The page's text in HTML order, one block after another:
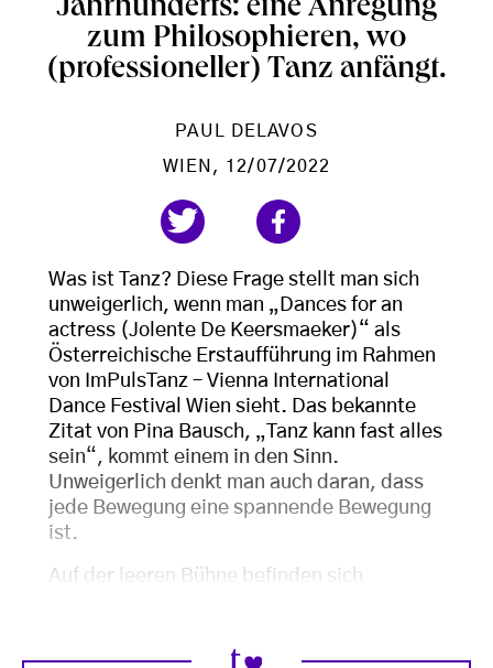
Jahrhunderts: eine Anregung
zum Philosophieren, wo
(professioneller) Tanz anfängt.
PAUL DELAVOS
WIEN , 12/07/2022
Was ist Tanz? Diese Frage stellt man sich
unweigerlich, wenn man „Dances for an
actress (Jolente De Keersmaeker)“ als
Österreichische Erstaufführung im Rahmen
von ImPulsTanz – Vienna International
Dance Festival Wien sieht. Das bekannte
Zitat von Pina Bausch, „Tanz kann fast alles
sein“, kommt einem in den Sinn.
Unweigerlich denkt man auch daran, dass
jede Bewegung eine spannende Bewegung
ist.
Auf der leeren Bühne befinden sich